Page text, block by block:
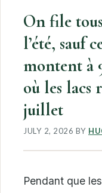
On file
l’été, sauf
montent à
où les lacs
juillet
JULY 2, 2026 BY
Pendant que